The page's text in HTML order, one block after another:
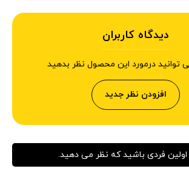
دیدگاه کاربران
توانید درمورد این محصول نظر بدهید
افزودن نظر جدید
اولین فردی باشید که نظر می دهید.